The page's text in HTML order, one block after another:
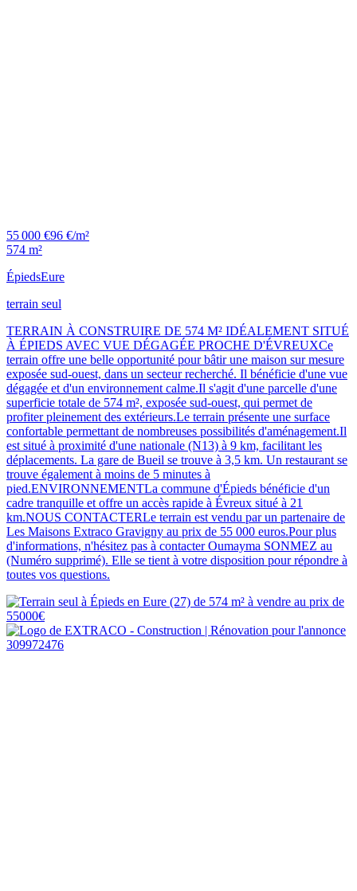
55 000 €96 €/m²
574 m²
ÉpiedsEure
terrain seul
TERRAIN À CONSTRUIRE DE 574 M² IDÉALEMENT SITUÉ
À ÉPIEDS AVEC VUE DÉGAGÉE PROCHE D'ÉVREUXCe
terrain offre une belle opportunité pour bâtir une maison sur mesure
exposée sud-ouest, dans un secteur recherché. Il bénéficie d'une vue
dégagée et d'un environnement calme.Il s'agit d'une parcelle d'une
superficie totale de 574 m², exposée sud-ouest, qui permet de
profiter pleinement des extérieurs.Le terrain présente une surface
confortable permettant de nombreuses possibilités d'aménagement.Il
est situé à proximité d'une nationale (N13) à 9 km, facilitant les
déplacements. La gare de Bueil se trouve à 3,5 km. Un restaurant se
trouve également à moins de 5 minutes à
pied.ENVIRONNEMENTLa commune d'Épieds bénéficie d'un
cadre tranquille et offre un accès rapide à Évreux situé à 21
km.NOUS CONTACTERLe terrain est vendu par un partenaire de
Les Maisons Extraco Gravigny au prix de 55 000 euros.Pour plus
d'informations, n'hésitez pas à contacter Oumayma SONMEZ au
(Numéro supprimé). Elle se tient à votre disposition pour répondre à
toutes vos questions.